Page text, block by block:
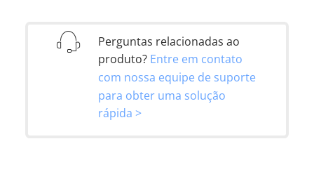
Perguntas relacionadas ao
produto? Entre em contato
com nossa equipe de suporte
para obter uma solução
rápida >